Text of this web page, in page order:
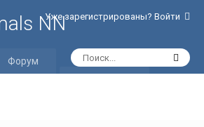
NN
Уже зарегистрированы? Войти
Форум